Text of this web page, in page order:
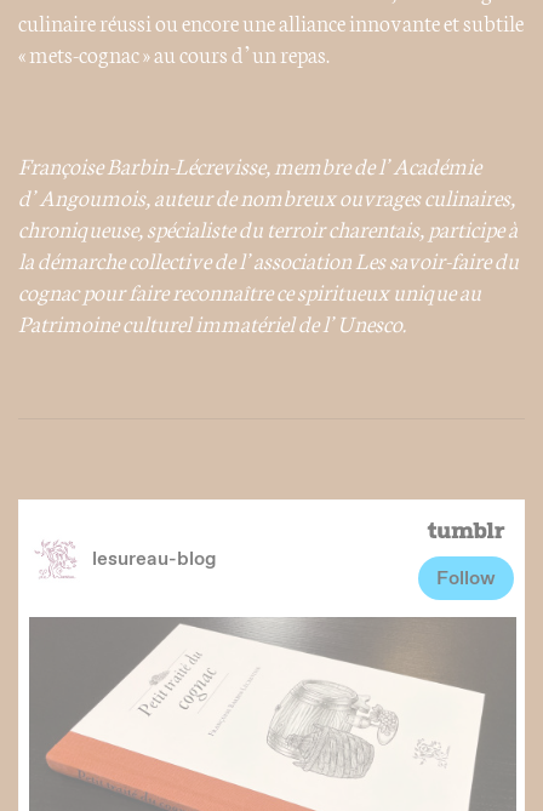
culinaire réussi ou encore une alliance innovante et subtile
« mets-cognac » au cours d’un repas.
Françoise Barbin-Lécrevisse, membre de l’Académie
d’Angoumois, auteur de nombreux ouvrages culinaires,
chroniqueuse, spécialiste du terroir charentais, participe à
la démarche collective de l’association Les savoir-faire du
cognac pour faire reconnaître ce spiritueux unique au
Patrimoine culturel immatériel de l’Unesco.